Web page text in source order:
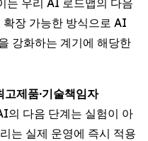
장 가능한 방식으로 AI
강화하는 계기에 해당한
고제품·기술책임자
의 다음 단계는 실험이 아
는 실제 운영에 즉시 적용